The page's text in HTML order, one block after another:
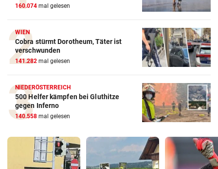
160.074 mal gelesen
WIEN
Cobra stürmt Dorotheum, Täter ist
verschwunden
141.282 mal gelesen
NIEDERÖSTERREICH
500 Helfer kämpfen bei Gluthitze
gegen Inferno
140.558 mal gelesen